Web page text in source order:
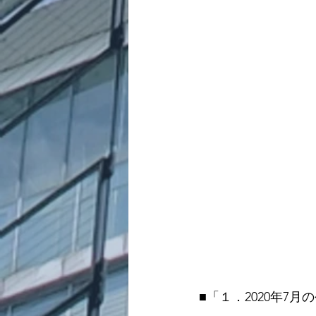
■「１．2020年7月